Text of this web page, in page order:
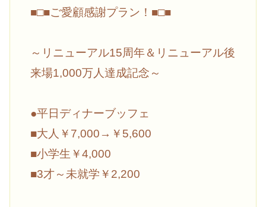
■□■ご愛顧感謝プラン！■□■
～リニューアル15周年＆リニューアル後
来場1,000万人達成記念～
●平日ディナーブッフェ
■大人￥7,000→￥5,600
■小学生￥4,000
■3才～未就学￥2,200